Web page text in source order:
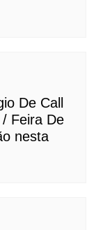
De Call
Feira De
nesta